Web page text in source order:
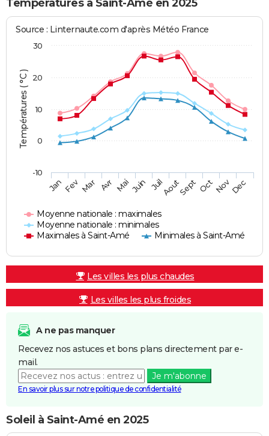
Températures à Saint-Amé en 2025
Températures ( °C )
Source : Linternaute.com d'après Météo France
Moyenne nationale : maximales
Moyenne nationale : minimales
Maximales à Saint-Amé
Minimales à Saint-Amé
JanFev Mar Avr MaiJuin JuilAoutSept OctNovDec
-10
0
10
20
30
Les villes les plus chaudes
Les villes les plus froides
A ne pas manquer
Recevez nos astuces et bons plans directement par e-
mail.
Je m'abonne
En savoir plus sur notre politique de confidentialité
Soleil à Saint-Amé en 2025